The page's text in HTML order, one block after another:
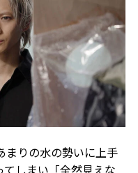
まりの水の勢いに上手
しまい「全然見えな